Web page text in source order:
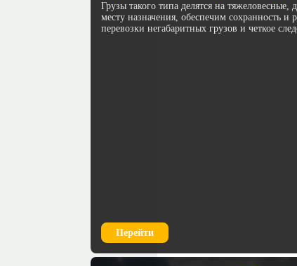
Грузы такого типа делятся на
месту назначения, обеспечим сохранность
перевозки негабаритных грузов и четкое
Перейти